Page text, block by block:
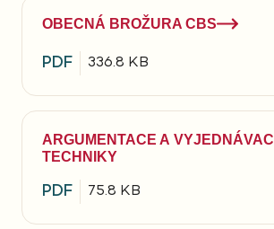
OBECNÁ BROŽURA CBS
PDF 336.8 KB
ARGUMENTACE A VYJEDNÁVACÍ
TECHNIKY
PDF 75.8 KB